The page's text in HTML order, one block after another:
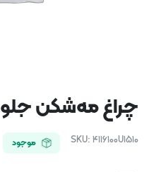
چراغ مه‌شکن جلو JAC J4
SKU: 4116100U1510 موجود